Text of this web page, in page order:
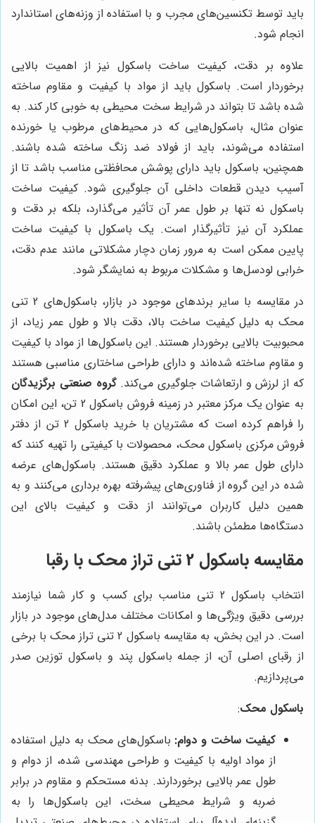
باید توسط تکنسین‌های مجرب و با استفاده از وزنه‌های استاندارد
انجام شود.
علاوه بر دقت، کیفیت ساخت باسکول نیز از اهمیت بالایی
برخوردار است. باسکول باید از مواد با کیفیت و مقاوم ساخته
شده باشد تا بتواند در شرایط سخت محیطی به خوبی کار کند. به
عنوان مثال، باسکول‌هایی که در محیط‌های مرطوب یا خورنده
استفاده می‌شوند، باید از فولاد ضد زنگ ساخته شده باشند.
همچنین، باسکول باید دارای پوشش محافظتی مناسب باشد تا از
آسیب دیدن قطعات داخلی آن جلوگیری شود. کیفیت ساخت
باسکول نه تنها بر طول عمر آن تأثیر می‌گذارد، بلکه بر دقت و
عملکرد آن نیز تأثیرگذار است. یک باسکول با کیفیت ساخت
پایین ممکن است به مرور زمان دچار مشکلاتی مانند عدم دقت،
خرابی لودسل‌ها و مشکلات مربوط به نمایشگر شود.
در مقایسه با سایر برندهای موجود در بازار، باسکول‌های 2 تنی
محک به دلیل کیفیت ساخت بالا، دقت بالا و طول عمر زیاد، از
محبوبیت بالایی برخوردار هستند. این باسکول‌ها از مواد با کیفیت
و مقاوم ساخته شده‌اند و دارای طراحی ساختاری مناسبی هستند
که از لرزش و ارتعاشات جلوگیری می‌کند.گروه صنعتی برگزیدگان
به عنوان یک مرکز معتبر در زمینه فروش باسکول 2 تن، این امکان
را فراهم کرده است که مشتریان با خرید باسکول 2 تن از دفتر
فروش مرکزی باسکول محک، محصولات با کیفیتی را تهیه کنند که
دارای طول عمر بالا و عملکرد دقیق هستند. باسکول‌های عرضه
شده در این گروه از فناوری‌های پیشرفته بهره برداری می‌کنند و به
همین دلیل کاربران می‌توانند از دقت و کیفیت بالای این
دستگاه‌ها مطمئن باشند.
مقایسه باسکول 2 تنی تراز محک با رقبا
انتخاب باسکول 2 تنی مناسب برای کسب و کار شما نیازمند
بررسی دقیق ویژگی‌ها و امکانات مختلف مدل‌های موجود در بازار
است. در این بخش، به مقایسه باسکول 2 تنی تراز محک با برخی
از رقبای اصلی آن، از جمله باسکول پند و باسکول توزین صدر
می‌پردازیم.
باسکول محک:
کیفیت ساخت و دوام: باسکول‌های محک به دلیل استفاده
از مواد اولیه با کیفیت و طراحی مهندسی شده، از دوام و
طول عمر بالایی برخوردارند. بدنه مستحکم و مقاوم در برابر
ضربه و شرایط محیطی سخت، این باسکول‌ها را به